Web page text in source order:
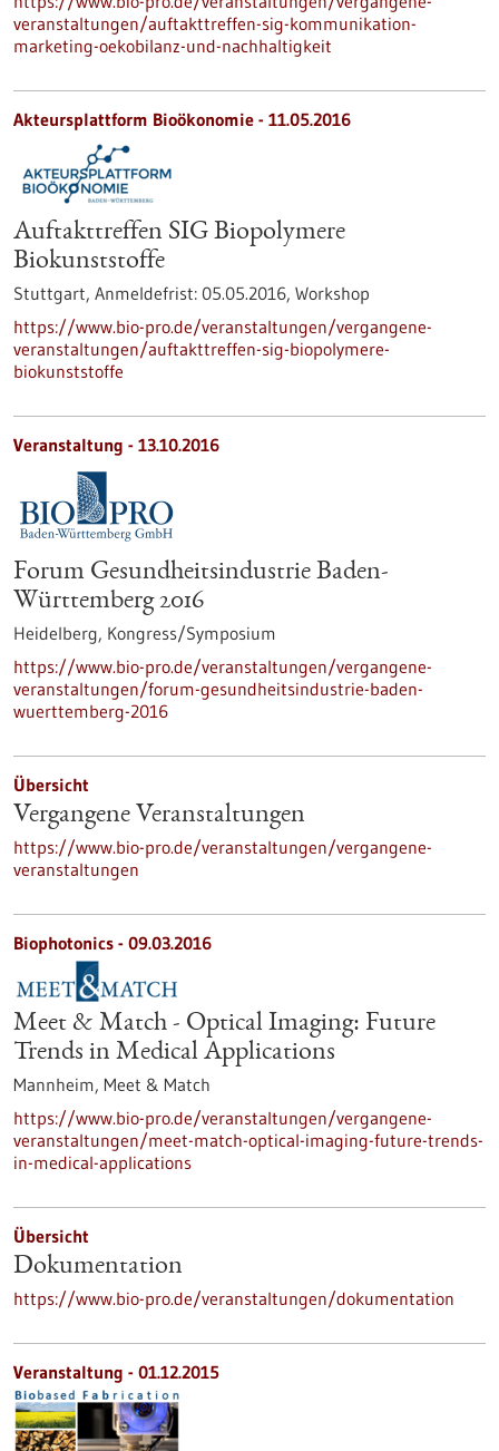
veranstaltungen/auftakttreffen-sig-kommunikation-
marketing-oekobilanz-und-nachhaltigkeit
Akteursplattform Bioökonomie - 11.05.2016
Auftakttreffen SIG Biopolymere
Biokunststoffe
Stuttgart, Anmeldefrist: 05.05.2016, Workshop
https://www.bio-pro.de/veranstaltungen/vergangene-
veranstaltungen/auftakttreffen-sig-biopolymere-
biokunststoffe
Veranstaltung - 13.10.2016
Forum Gesundheitsindustrie Baden-
Württemberg 2016
Heidelberg, Kongress/Symposium
https://www.bio-pro.de/veranstaltungen/vergangene-
veranstaltungen/forum-gesundheitsindustrie-baden-
wuerttemberg-2016
Übersicht
Vergangene Veranstaltungen
https://www.bio-pro.de/veranstaltungen/vergangene-
veranstaltungen
Biophotonics - 09.03.2016
Meet & Match - Optical Imaging: Future
Trends in Medical Applications
Mannheim, Meet & Match
https://www.bio-pro.de/veranstaltungen/vergangene-
veranstaltungen/meet-match-optical-imaging-future-trends-
in-medical-applications
Übersicht
Dokumentation
https://www.bio-pro.de/veranstaltungen/dokumentation
Veranstaltung - 01.12.2015